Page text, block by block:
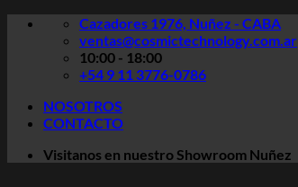
Saltar
contenido
Cazadores 1976, Nuñez - CABA
ventas@cosmictechnology.com.ar
10:00 - 18:00
+54 9 11 3776-0786
NOSOTROS
CONTACTO
Visitanos en nuestro Showroom Nuñez